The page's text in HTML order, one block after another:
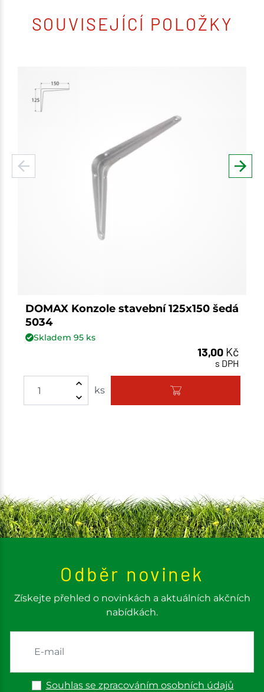
SOUVISEJÍCÍ POLOŽKY
DOMAX Konzole stavební 125x150 šedá
5034
Skladem 95ks
13,00 Kč
s DPH
ks
Odběr novinek
Získejte přehled o novinkách a aktuálních akčních
nabídkách.
Souhlas se zpracováním osobních údajů